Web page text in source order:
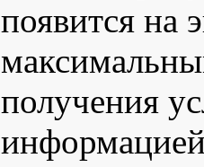
появится на
получения